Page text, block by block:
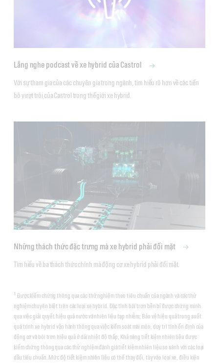
Lắng nghe podcast về xe hybrid của Castrol
Với sự tham gia của các chuyên gia trong ngành, tìm hiểu rõ hơn về các tiến
bộ vượt trội của Castrol trong thế giới xe hybrid.
Những thách thức đặc trưng mà xe hybrid phải đối mặt
Tìm hiểu về ba thách thức chính mà động cơ xe hybrid phải đối mặt.
1 Được kiểm chứng thông qua các thử nghiệm theo tiêu chuẩn của ngành và các thử
nghiệm chuyên biệt trên các loại xe hybrid. Đặc tính bôi trơn bền bỉ được chứng minh
qua việc giải quyết hiệu quả nước và nhiên liệu tạp nhiễm; Bảo vệ hiệu quả trong suốt
quá trình xe hybrid vận hành thông qua việc kiểm soát mài mòn, duy trì tính ổn định của
động cơ và bôi trơn hiệu quả ở dải nhiệt độ thấp; Khả năng tiết kiệm nhiên liệu được
kiểm chứng thông qua các thử nghiệm đánh giá tiết kiệm nhiên liệu so sánh với các loại
dầu tiêu chuẩn. Mức độ tiết kiệm nhiên liệu có thể thay đổi, tùy vào loại xe, điều kiện